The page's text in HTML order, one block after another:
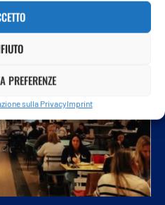
PREFERENZE
sulla PrivacyImprint